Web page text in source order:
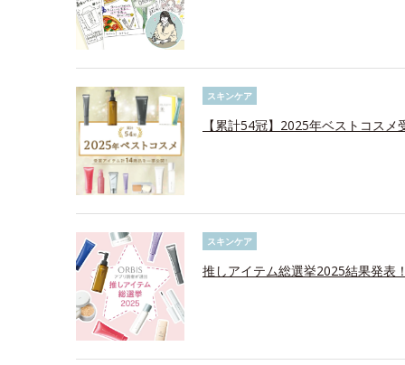
スキンケア
【累計54冠】2025年ベストコス
スキンケア
推しアイテム総選挙2025結果発表